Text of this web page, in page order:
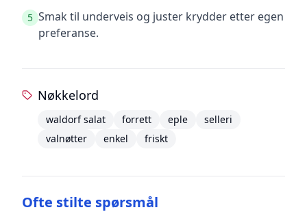
5 Smak til underveis og juster krydder etter egen
preferanse.
Nøkkelord
waldorf salat forrett eple
selleri
valnøtter
enkel friskt
Ofte stilte spørsmål